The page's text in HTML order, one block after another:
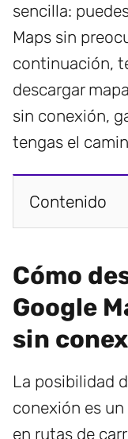
sencilla:
Maps sin
continuación,
descargar
sin conexión,
tengas el
Contenido
Cómo
Google
sin
La posibilidad
conexión es
en rutas de